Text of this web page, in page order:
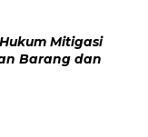
Mitigasi
Barang dan